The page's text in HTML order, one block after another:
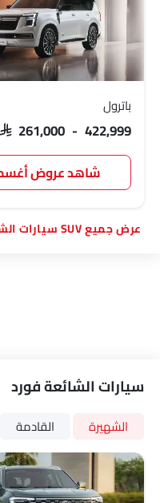
باترول
SAR 261,000 - 422,999
شاهد عروض
SUV سيارات الشهيرة
سيارات الشائعة فورد
الشهيرة القادمة